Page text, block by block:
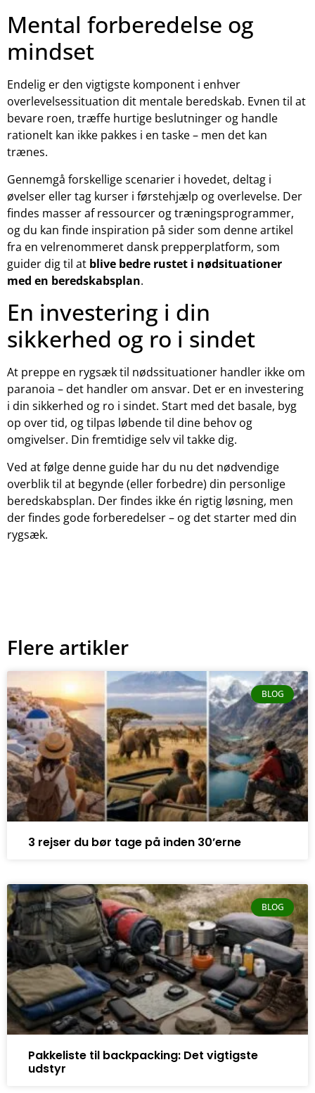
Mental forberedelse og
mindset
Endelig er den vigtigste komponent i enhver
overlevelsessituation dit mentale beredskab. Evnen til at
bevare roen, træffe hurtige beslutninger og handle
rationelt kan ikke pakkes i en taske – men det kan
trænes.
Gennemgå forskellige scenarier i hovedet, deltag i
øvelser eller tag kurser i førstehjælp og overlevelse. Der
findes masser af ressourcer og træningsprogrammer,
og du kan finde inspiration på sider som denne artikel
fra en velrenommeret dansk prepperplatform, som
guider dig til at blive bedre rustet i nødsituationer
med en beredskabsplan.
En investering i din
sikkerhed og ro i sindet
At preppe en rygsæk til nødssituationer handler ikke om
paranoia – det handler om ansvar. Det er en investering
i din sikkerhed og ro i sindet. Start med det basale, byg
op over tid, og tilpas løbende til dine behov og
omgivelser. Din fremtidige selv vil takke dig.
Ved at følge denne guide har du nu det nødvendige
overblik til at begynde (eller forbedre) din personlige
beredskabsplan. Der findes ikke én rigtig løsning, men
der findes gode forberedelser – og det starter med din
rygsæk.
Flere artikler
BLOG
3 rejser du bør tage på inden 30’erne
BLOG
Pakkeliste til backpacking: Det vigtigste
udstyr